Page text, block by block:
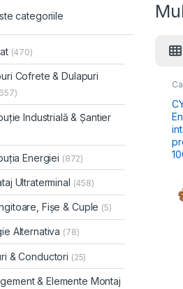
categoriile
(470)
Cofrete & Dulapuri
Industrială & Șantier
Energiei (872)
Ultraterminal (458)
Fișe & Cuple (5)
Alternativa (78)
& Conductori (25)
& Elemente Montaj